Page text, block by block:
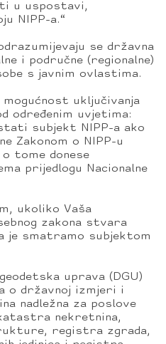
u uspostavi,
NIPP-a.“
se državna
i područne (regionalne)
s javnim ovlastima.
uključivanja
određenim uvjetima:
subjekt NIPP-a ako
Zakonom o NIPP-u
tome donese
prijedlogu Nacionalne
ukoliko Vaša
zakona stvara
je smatramo subjektom
uprava (DGU)
o državnoj izmjeri i
nadležna za poslove
nekretnina,
registra zgrada,